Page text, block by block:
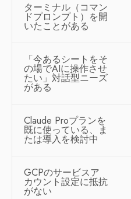
ターミナル（コマン
ドプロンプト）を開
いたことがある
「今あるシートをそ
の場でAIに操作させ
たい」対話型ニーズ
がある
Claude Proプランを
既に使っている、ま
たは導入を検討中
GCPのサービスア
カウント設定に抵抗
がない